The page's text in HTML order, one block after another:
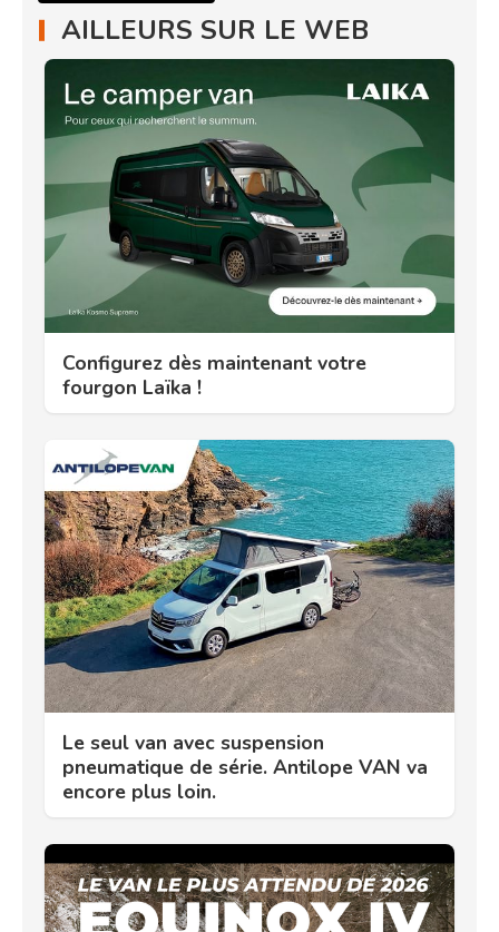
AILLEURS SUR LE WEB
Configurez dès maintenant votre
fourgon Laïka !
Le seul van avec suspension
pneumatique de série. Antilope VAN va
encore plus loin.